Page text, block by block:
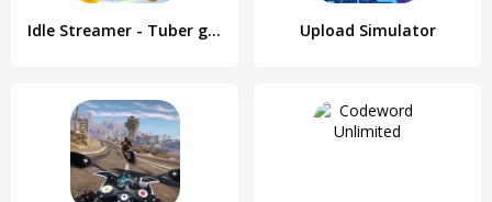
Idle Streamer - Tuber game Upload Simulator